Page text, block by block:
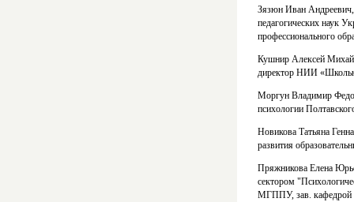
Зязюн Иван
педагогических наук
профессионального
Кушнир Алексей
директор НИИ
Моргун Владимир
психологии
Новикова Татьяна
развития
Пряжникова Елена
сектором
МГППУ, зав. кафедрой